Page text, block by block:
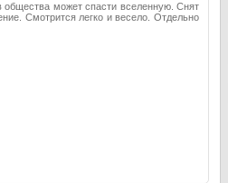
общества может спасти вселенную. Снят
Смотрится легко и весело. Отдельно